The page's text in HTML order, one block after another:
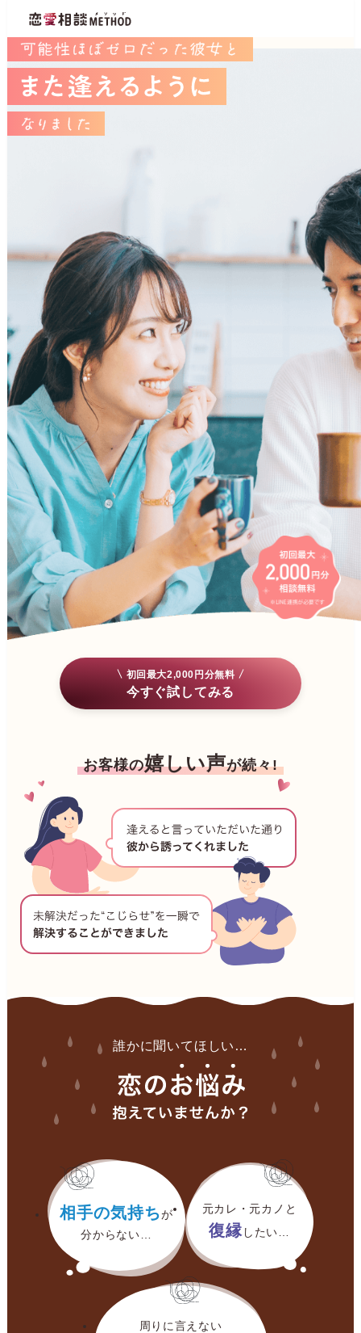
初回最大2,000円分無料
今すぐ試してみる
お客様の嬉しい声が続々!
誰かに聞いてほしい…
相手の気持ちが
分からない…
元カレ・元カノと
復縁したい…
周りに言えない